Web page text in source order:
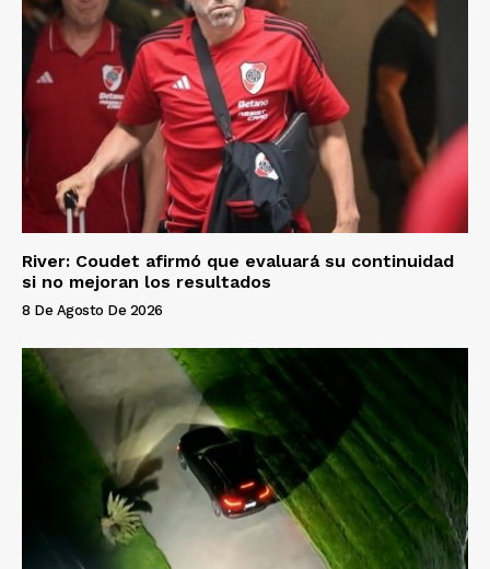
River: Coudet afirmó que evaluará su continuidad
si no mejoran los resultados
8 De Agosto De 2026